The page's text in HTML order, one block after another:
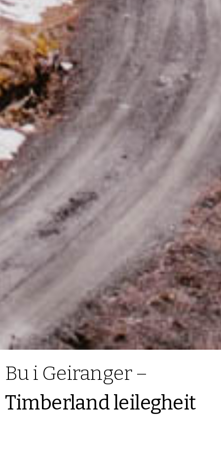
Bu i Geiranger –
Timberland leilegheit